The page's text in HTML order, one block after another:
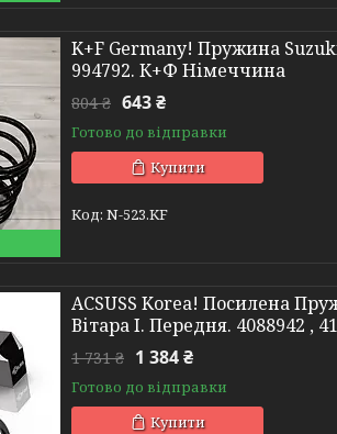
K+F Germany! Пружина Suzuki
994792. К+Ф Німеччина
804 ₴ 643 ₴
Готово до відправки
Купити
N-523.KF
ACSUSS Korea! Посилена
Вітара I. Передня. 4088942 ,
1 731 ₴ 1 384 ₴
Готово до відправки
Купити